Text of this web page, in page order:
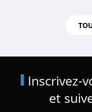
Inscrivez-
et